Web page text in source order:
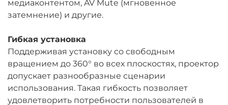
медиаконтентом, AV Mute (мгновенное
затемнение) и другие.
Гибкая установка
Поддерживая установку со свободным
вращением до 360° во всех плоскостях, проектор
допускает разнообразные сценарии
использования. Такая гибкость позволяет
удовлетворить потребности пользователей в